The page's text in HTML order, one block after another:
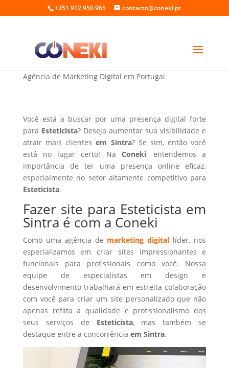
+351 912 950 965 contacto@coneki.pt
Fazer site para Esteticista em Sintra
Agência de Marketing Digital em Portugal
Você está a buscar por uma presença digital forte
para Esteticista? Deseja aumentar sua visibilidade e
atrair mais clientesem Sintra? Se sim, então você
está no lugar certo! Na Coneki, entendemos a
importância de ter uma presença online eficaz,
especialmente no setor altamente competitivo para
Esteticista.
Fazer site para Esteticista em
Sintra é com a Coneki
Como uma agência de marketing digital líder, nos
especializamos em criar sites impressionantes e
funcionais para profissionais como você. Nossa
equipe de especialistas em design e
desenvolvimento trabalhará em estreita colaboração
com você para criar um site personalizado que não
apenas reflita a qualidade e profissionalismo dos
seus serviços de Esteticista, mas também se
destaque entre a concorrência em Sintra.